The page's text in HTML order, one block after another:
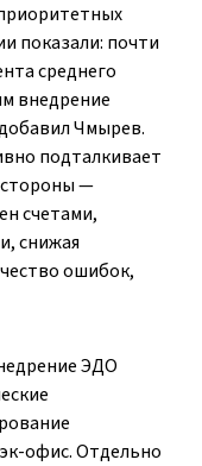
показали: почти
среднего
внедрение
Чмырев.
подталкивает
стороны —
счетами,
снижая
ошибок,
ЭДО
офис. Отдельно